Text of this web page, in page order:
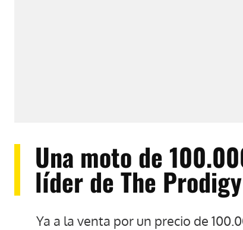
Una moto de
líder de The
Ya a la venta por un precio de